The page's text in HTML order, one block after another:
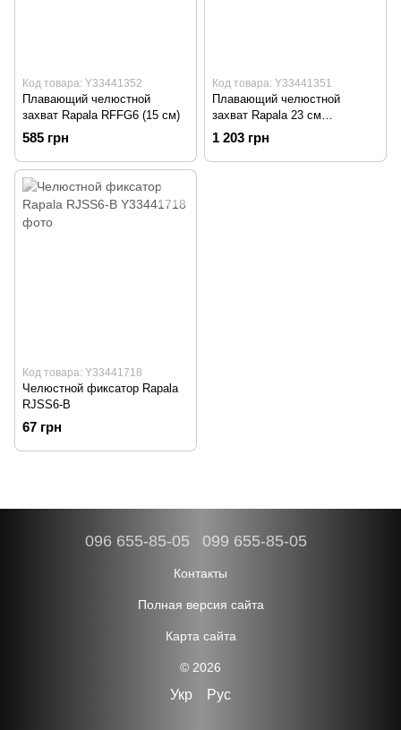
Код товара: Y33441352
Плавающий челюстной
захват Rapala RFFG6 (15 см)
585 грн
Код товара: Y33441351
Плавающий челюстной
захват Rapala 23 см
(Блистерная упаковка) -
RFFG9
1 203 грн
Код товара: Y33441718
Челюстной фиксатор Rapala
RJSS6-B
67 грн
096 655-85-05 099 655-85-05
Контакты
Полная версия сайта
Карта сайта
© 2026
Укр Рус